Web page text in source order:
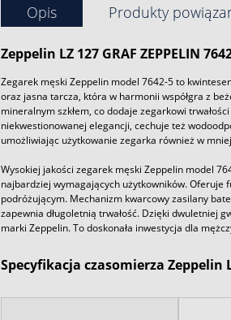
Opis Produkty
Zeppelin LZ 127 GRAF ZEPPELIN
Zegarek męski Zeppelin model 7642-5 to
oraz jasna tarcza, która w harmonii współgra z
mineralnym szkłem, co dodaje zegarkowi
niekwestionowanej elegancji, cechuje też
umożliwiając użytkowanie zegarka również w
Wysokiej jakości zegarek męski Zeppelin model
najbardziej wymagających użytkowników. Oferuje
podróżującym. Mechanizm kwarcowy zasilany
zapewnia długoletnią trwałość. Dzięki dwuletniej
marki Zeppelin. To doskonała inwestycja dla
Specyfikacja czasomierza Zeppelin